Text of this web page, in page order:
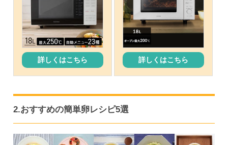
詳しくはこちら 詳しくはこちら
2.おすすめの簡単卵レシピ5選